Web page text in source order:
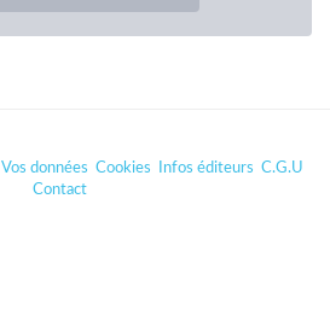
Vos données Cookies Infos éditeurs C.G.U
Contact